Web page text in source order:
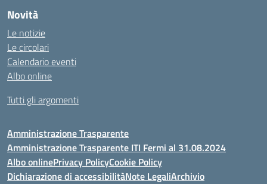
Novità
Le notizie
Le circolari
Calendario eventi
Albo online
Tutti gli argomenti
Amministrazione Trasparente
Amministrazione Trasparente ITI Fermi al 31.08.2024
Albo onlinePrivacy PolicyCookie Policy
Dichiarazione di accessibilitàNote LegaliArchivio